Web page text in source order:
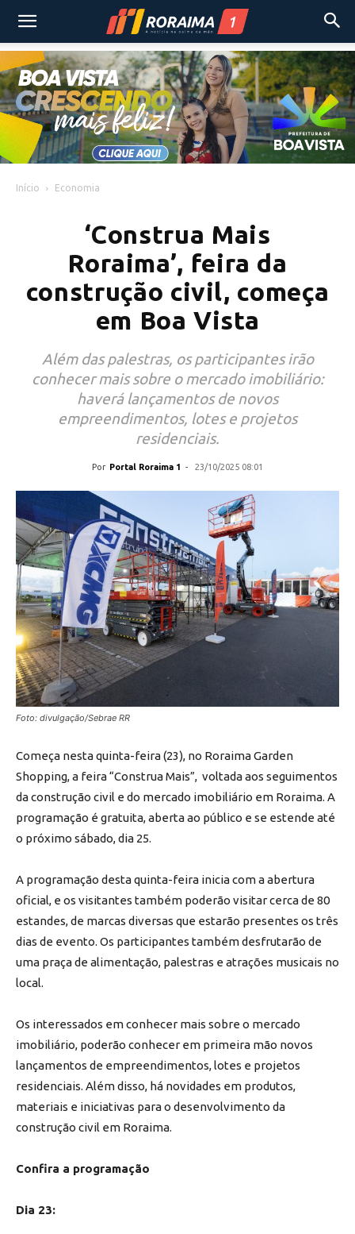
Início Economia
‘Construa Mais
Roraima’, feira da
construção civil, começa
em Boa Vista
Além das palestras, os participantes irão
conhecer mais sobre o mercado imobiliário:
haverá lançamentos de novos
empreendimentos, lotes e projetos
residenciais.
Por Portal Roraima 1 - 23/10/2025 08:01
Foto: divulgação/Sebrae RR
Começa nesta quinta-feira (23), no Roraima Garden
Shopping, a feira “Construa Mais”, voltada aos seguimentos
da construção civil e do mercado imobiliário em Roraima. A
programação é gratuita, aberta ao público e se estende até
o próximo sábado, dia 25.
A programação desta quinta-feira inicia com a abertura
oficial, e os visitantes também poderão visitar cerca de 80
estandes, de marcas diversas que estarão presentes os três
dias de evento. Os participantes também desfrutarão de
uma praça de alimentação, palestras e atrações musicais no
local.
Os interessados em conhecer mais sobre o mercado
imobiliário, poderão conhecer em primeira mão novos
lançamentos de empreendimentos, lotes e projetos
residenciais. Além disso, há novidades em produtos,
materiais e iniciativas para o desenvolvimento da
construção civil em Roraima.
Confira a programação
Dia 23: